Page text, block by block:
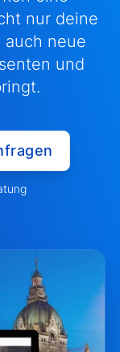
nur deine
auch neue
und